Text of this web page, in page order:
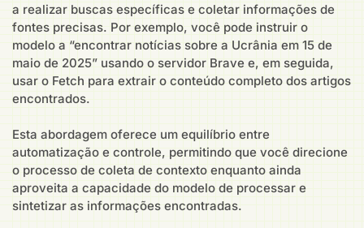
a realizar buscas específicas e coletar informações de
fontes precisas. Por exemplo, você pode instruir o
modelo a “encontrar notícias sobre a Ucrânia em 15 de
maio de 2025” usando o servidor Brave e, em seguida,
usar o Fetch para extrair o conteúdo completo dos artigos
encontrados.
Esta abordagem oferece um equilíbrio entre
automatização e controle, permitindo que você direcione
o processo de coleta de contexto enquanto ainda
aproveita a capacidade do modelo de processar e
sintetizar as informações encontradas.